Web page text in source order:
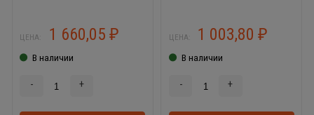
ЦЕНА: 1 660,05 ₽
В наличии
- +
ЦЕНА: 1 003,80₽
В наличии
- +